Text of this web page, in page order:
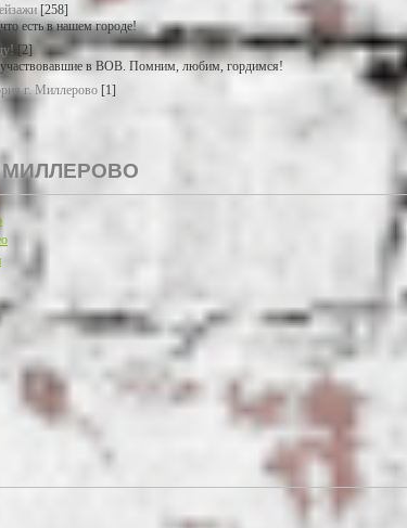
[258]
есть в нашем городе!
[2]
в ВОВ. Помним, любим, гордимся!
г. Миллерово [1]